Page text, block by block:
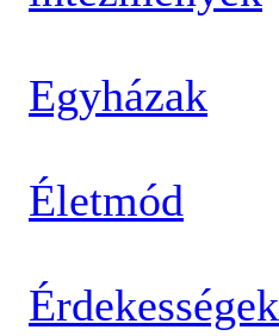
Egyházak
Életmód
Érdekességek